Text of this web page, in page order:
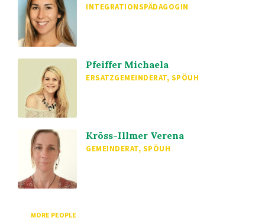
INTEGRATIONSPÄDAGOGIN
Pfeiffer Michaela
ERSATZGEMEINDERAT, SPÖUH
Kröss-Illmer Verena
GEMEINDERAT, SPÖUH
MORE PEOPLE